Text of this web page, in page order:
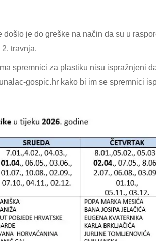
je do greške na način da su u
travnja.
spremnici za plastiku nisu ispražnjeni
gospic.hr kako bi im se spremnici